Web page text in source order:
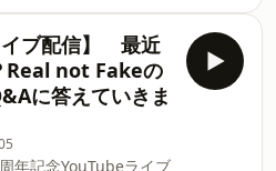
分自身を取り戻してい
伺います。また、同性
に対して、家族や友
はどのように寄り添え
、当事者として感じて
いただきました。否定
理に答えを決めつける
お仕事をしながら子育
をお呼びして、私が気
を沢山聞いてみまし
になったこと沢山ある
みてほしい！！みなさ
、公式LINEへのお便り
イブ配信】 最近
Real not Fakeの
に答えていきま
年記念YouTubeライブ